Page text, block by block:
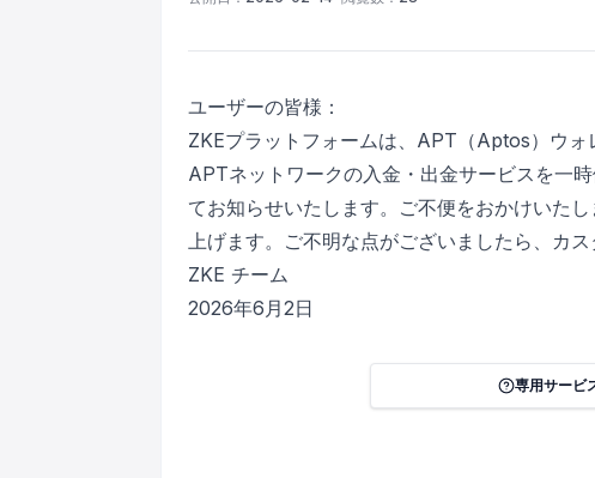
ユーザーの皆様：
ZKEプラットフォームは、APT（Aptos）ウォ
APTネットワークの入金・出金サービスを一
てお知らせいたします。ご不便をおかけいた
上げます。ご不明な点がございましたら、カ
ZKE チーム
2026年6月2日
専用サービ